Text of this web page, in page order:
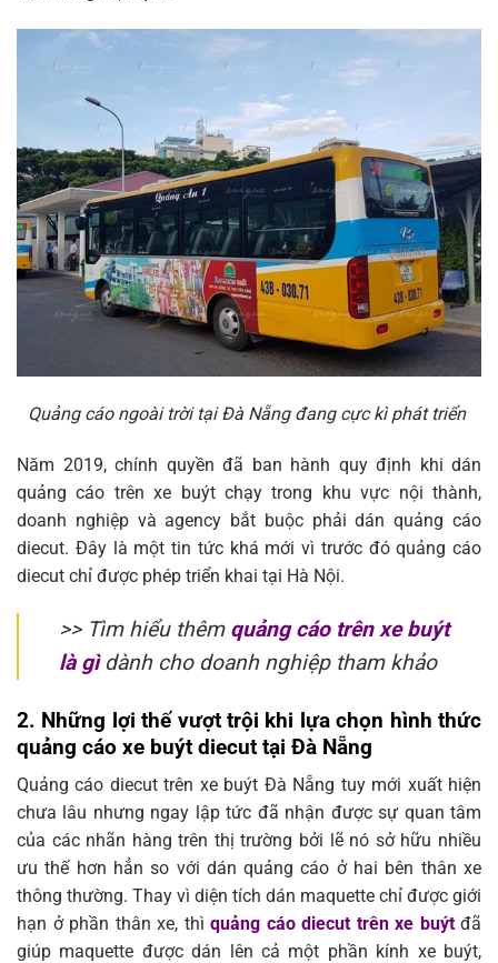
Quảng cáo ngoài trời tại Đà Nẵng đang cực kì phát triển
Năm 2019, chính quyền đã ban hành quy định khi dán
quảng cáo trên xe buýt chạy trong khu vực nội thành,
doanh nghiệp và agency bắt buộc phải dán quảng cáo
diecut. Đây là một tin tức khá mới vì trước đó quảng cáo
diecut chỉ được phép triển khai tại Hà Nội.
>> Tìm hiểu thêm quảng cáo trên xe buýt
là gìdành cho doanh nghiệp tham khảo
2. Những lợi thế vượt trội khi lựa chọn hình thức
quảng cáo xe buýt diecut tại Đà Nẵng
Quảng cáo diecut trên xe buýt Đà Nẵng tuy mới xuất hiện
chưa lâu nhưng ngay lập tức đã nhận được sự quan tâm
của các nhãn hàng trên thị trường bởi lẽ nó sở hữu nhiều
ưu thế hơn hẳn so với dán quảng cáo ở hai bên thân xe
thông thường. Thay vì diện tích dán maquette chỉ được giới
hạn ở phần thân xe, thì quảng cáo diecut trên xe buýtđã
giúp maquette được dán lên cả một phần kính xe buýt,